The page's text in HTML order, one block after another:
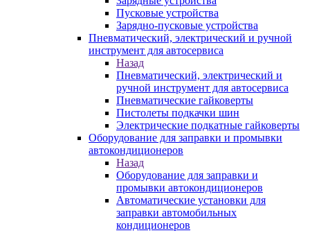
Пусковые устройства
Зарядно-пусковые устройства
Пневматический, электрический и ручной
инструмент для автосервиса
Назад
Пневматический, электрический и
ручной инструмент для автосервиса
Пневматические гайковерты
Пистолеты подкачки шин
Электрические подкатные гайковерты
Оборудование для заправки и промывки
автокондиционеров
Назад
Оборудование для заправки и
промывки автокондиционеров
Автоматические установки для
заправки автомобильных
кондиционеров